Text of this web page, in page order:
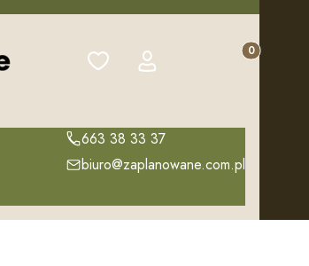
Ulubione Zaloguj się Produkty w
Koszyk
663 38 33 37
biuro@zaplanowane.com.pl